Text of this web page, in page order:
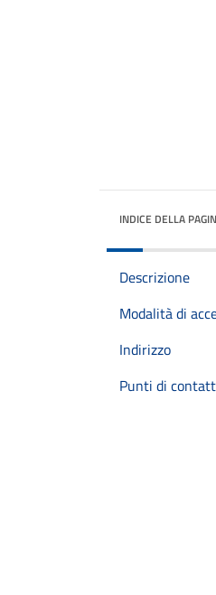
INDICE DELLA
Descrizione
Modalità di
Indirizzo
Punti di